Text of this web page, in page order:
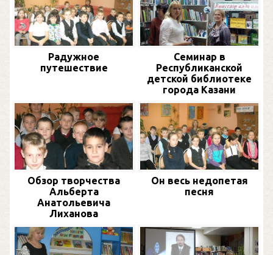
Радужное
путешествие
Семинар в
Республиканской
детской библиотеке
города Казани
Обзор творчества
Альберта
Анатольевича
Лиханова
Он весь недопетая
песня